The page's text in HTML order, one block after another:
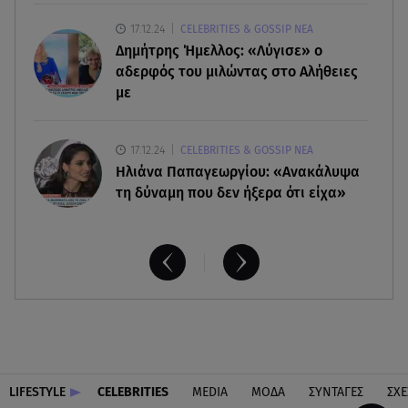
Σαμοθράκη: Συγκλονιστική διάσωση 15χρονης
από δύσβατο φαράγγι
17.12.24 CELEBRITIES & GOSSIP ΝΕΑ
Δημήτρης Ήμελλος: «Λύγισε» ο
αδερφός του μιλώντας στο Αλήθειες
με
17.12.24 CELEBRITIES & GOSSIP ΝΕΑ
Ηλιάνα Παπαγεωργίου: «Ανακάλυψα
τη δύναμη που δεν ήξερα ότι είχα»
LIFESTYLE CELEBRITIES MEDIA ΜΟΔΑ ΣΥΝΤΑΓΕΣ